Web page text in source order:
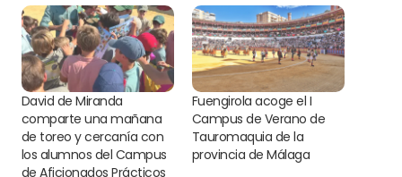
David de Miranda
comparte una mañana
de toreo y cercanía con
los alumnos del Campus
de Aficionados Prácticos
Fuengirola acoge el I
Campus de Verano de
Tauromaquia de la
provincia de Málaga